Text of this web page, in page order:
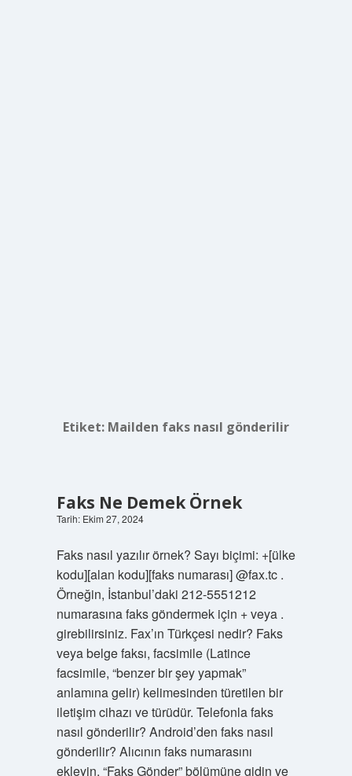
Etiket: Mailden faks nasıl gönderilir
Faks Ne Demek Örnek
Tarih: Ekim 27, 2024
Faks nasıl yazılır örnek? Sayı biçimi: +[ülke
kodu][alan kodu][faks numarası] @fax.tc .
Örneğin, İstanbul’daki 212-5551212
numarasına faks göndermek için + veya .
girebilirsiniz. Fax’ın Türkçesi nedir? Faks
veya belge faksı, facsimile (Latince
facsimile, “benzer bir şey yapmak”
anlamına gelir) kelimesinden türetilen bir
iletişim cihazı ve türüdür. Telefonla faks
nasıl gönderilir? Android’den faks nasıl
gönderilir? Alıcının faks numarasını
ekleyin. “Faks Gönder” bölümüne gidin ve